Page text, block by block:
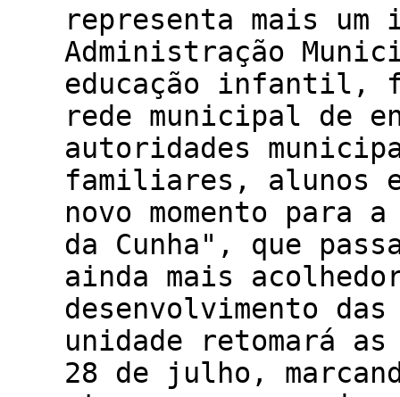
representa mais um
Administração
educação infantil,
rede municipal de
autoridades
familiares, alunos e
novo momento para
da Cunha", que
ainda mais
desenvolvimento
unidade retomará
28 de julho,